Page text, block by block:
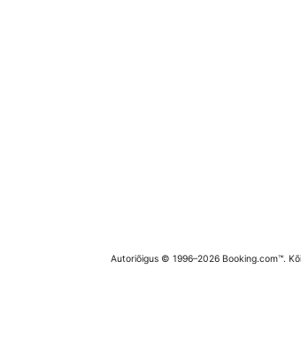
Autoriõigus © 1996–2026 Booking.com™.